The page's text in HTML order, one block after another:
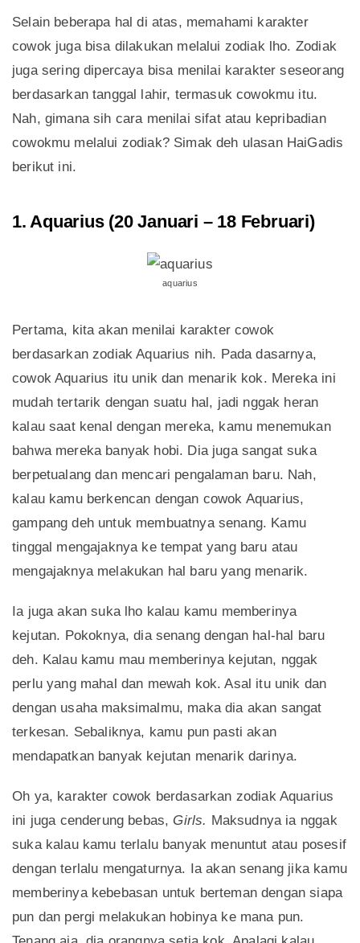
Selain beberapa hal di atas, memahami karakter
cowok juga bisa dilakukan melalui zodiak lho. Zodiak
juga sering dipercaya bisa menilai karakter seseorang
berdasarkan tanggal lahir, termasuk cowokmu itu.
Nah, gimana sih cara menilai sifat atau kepribadian
cowokmu melalui zodiak? Simak deh ulasan HaiGadis
berikut ini.
1. Aquarius (20 Januari – 18 Februari)
aquarius
Pertama, kita akan menilai karakter cowok
berdasarkan zodiak Aquarius nih. Pada dasarnya,
cowok Aquarius itu unik dan menarik kok. Mereka ini
mudah tertarik dengan suatu hal, jadi nggak heran
kalau saat kenal dengan mereka, kamu menemukan
bahwa mereka banyak hobi. Dia juga sangat suka
berpetualang dan mencari pengalaman baru. Nah,
kalau kamu berkencan dengan cowok Aquarius,
gampang deh untuk membuatnya senang. Kamu
tinggal mengajaknya ke tempat yang baru atau
mengajaknya melakukan hal baru yang menarik.
Ia juga akan suka lho kalau kamu memberinya
kejutan. Pokoknya, dia senang dengan hal-hal baru
deh. Kalau kamu mau memberinya kejutan, nggak
perlu yang mahal dan mewah kok. Asal itu unik dan
dengan usaha maksimalmu, maka dia akan sangat
terkesan. Sebaliknya, kamu pun pasti akan
mendapatkan banyak kejutan menarik darinya.
Oh ya, karakter cowok berdasarkan zodiak Aquarius
ini juga cenderung bebas, Girls. Maksudnya ia nggak
suka kalau kamu terlalu banyak menuntut atau posesif
dengan terlalu mengaturnya. Ia akan senang jika kamu
memberinya kebebasan untuk berteman dengan siapa
pun dan pergi melakukan hobinya ke mana pun.